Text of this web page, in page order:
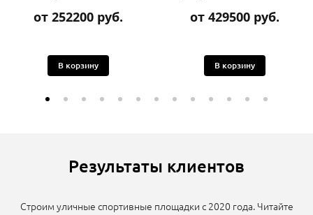
от 252200 руб.
В корзину
от 429500 руб.
В корзину
Результаты клиентов
Строим уличные спортивные площадки с 2020 года. Читайте